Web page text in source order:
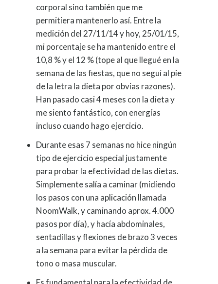
corporal sino también que me
permitiera mantenerlo así. Entre la
medición del 27/11/14 y hoy, 25/01/15,
mi porcentaje se ha mantenido entre el
10,8 % y el 12 % (tope al que llegué en la
semana de las fiestas, que no seguí al pie
de la letra la dieta por obvias razones).
Han pasado casi 4 meses con la dieta y
me siento fantástico, con energías
incluso cuando hago ejercicio.
Durante esas 7 semanas no hice ningún
tipo de ejercicio especial justamente
para probar la efectividad de las dietas.
Simplemente salía a caminar (midiendo
los pasos con una aplicación llamada
NoomWalk, y caminando aprox. 4.000
pasos por día), y hacía abdominales,
sentadillas y flexiones de brazo 3 veces
a la semana para evitar la pérdida de
tono o masa muscular.